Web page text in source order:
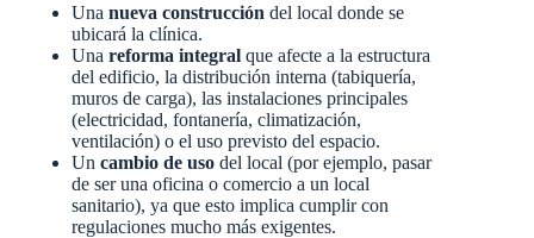
Una nueva construcción del local donde se
ubicará la clínica.
Una reforma integral que afecte a la estructura
del edificio, la distribución interna (tabiquería,
muros de carga), las instalaciones principales
(electricidad, fontanería, climatización,
ventilación) o el uso previsto del espacio.
Un cambio de uso del local (por ejemplo, pasar
de ser una oficina o comercio a un local
sanitario), ya que esto implica cumplir con
regulaciones mucho más exigentes.